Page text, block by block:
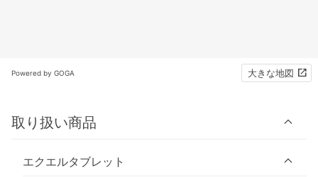
Powered by GOGA 大きな地図
取り扱い商品
エクエルタブレット